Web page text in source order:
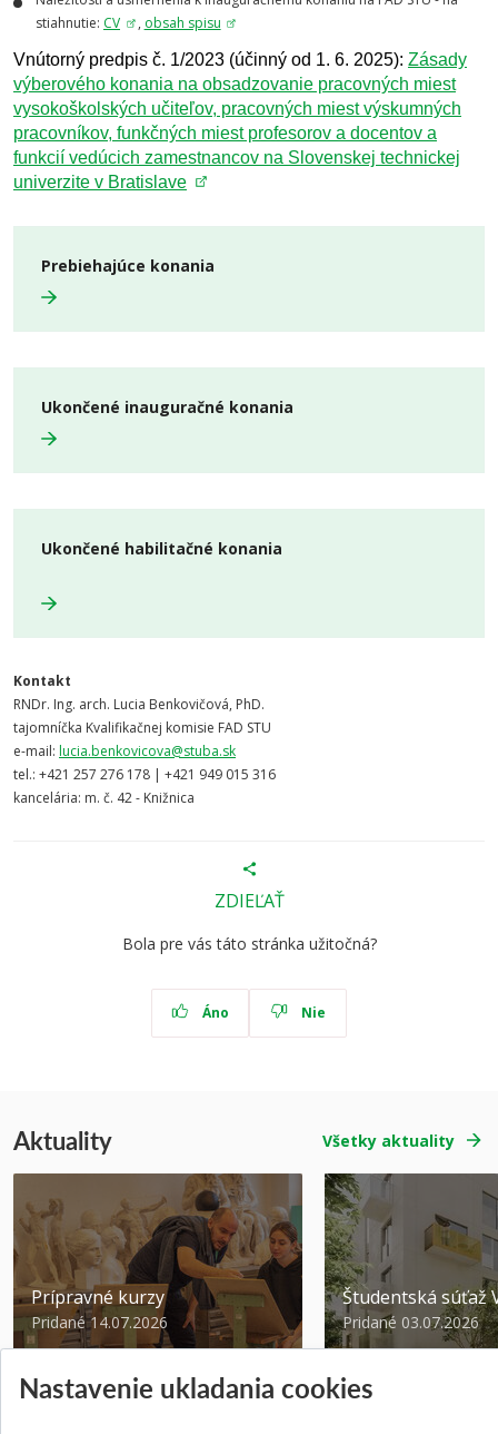
stiahnutie: CV , obsah spisu
Vnútorný predpis č. 1/2023 (účinný od 1. 6. 2025): Zásady
výberového konania na obsadzovanie pracovných miest
vysokoškolských učiteľov, pracovných miest výskumných
pracovníkov, funkčných miest profesorov a docentov a
funkcií vedúcich zamestnancov na Slovenskej technickej
univerzite v Bratislave
Prebiehajúce konania
Ukončené inauguračné konania
Ukončené habilitačné konania
Kontakt
RNDr. Ing. arch. Lucia Benkovičová, PhD.
tajomníčka Kvalifikačnej komisie FAD STU
e-mail: lucia.benkovicova@stuba.sk
tel.: +421 257 276 178 | +421 949 015 316
kancelária: m. č. 42 - Knižnica
ZDIEĽAŤ
Bola pre vás táto stránka užitočná?
Áno Nie
Aktuality Všetky aktuality
Prípravné kurzy
Pridané 14.07.2026
Študentská súťaž
Pridané 03.07.2026
Nastavenie ukladania cookies